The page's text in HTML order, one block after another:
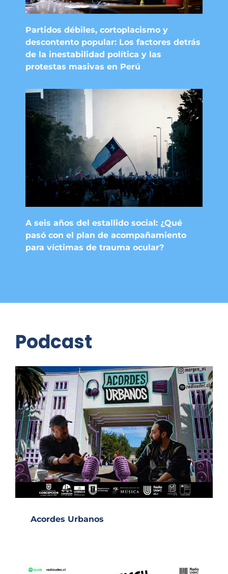
Partidos débiles, cortoplacismo y
descontento popular: Los factores detrás
de la inestabilidad política y las
protestas masivas en Perú
A seis años del estallido social: ¿Qué
pasó con el plan de acompañamiento
para víctimas de trauma ocular?
Podcast
Acordes Urbanos